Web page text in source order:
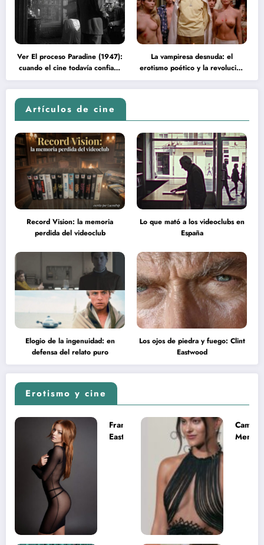
Ver El proceso Paradine (1947):
cuando el cine todavía confiaba
en la inteligencia del espectador
La vampiresa desnuda: el
erotismo poético y la revolución
psicodélica de Jean Rollin
Artículos de cine
Record Vision: la memoria
perdida del videoclub
Lo que mató a los videoclubs en
España
Elogio de la ingenuidad: en
defensa del relato puro
Los ojos de piedra y fuego: Clint
Eastwood
Erotismo y cine
Francesca
Eastwood y
Camila
Mendes